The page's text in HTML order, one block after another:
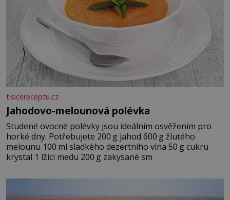
tisicereceptu.cz
Jahodovo-melounová polévka
Studené ovocné polévky jsou ideálním osvěžením pro
horké dny. Potřebujete 200 g jahod 600 g žlutého
melounu 100 ml sladkého dezertního vína 50 g cukru
krystal 1 lžíci medu 200 g zakysané sm